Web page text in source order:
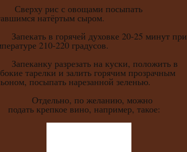
рис с овощами посыпать
натёртым сыром.
в горячей духовке 20-25 минут при
210-220 градусов.
разрезать на куски, положить в
тарелки и залить горячим прозрачным
посыпать нарезанной зеленью.
Отдельно, по желанию, можно
подать крепкое вино, например, такое: